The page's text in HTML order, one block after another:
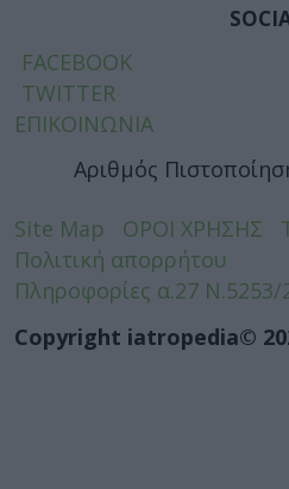
FACEBOOK
TWITTER
ΕΠΙΚΟΙΝΩΝΙΑ
Αριθμός
Site Map ΟΡΟΙ ΧΡΗΣΗΣ
Πολιτική απορρήτου
Πληροφορίες α.27 Ν.5253/
Copyright iatropedia©